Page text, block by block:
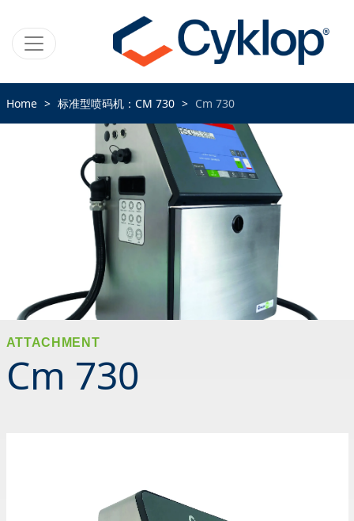
Home 标准型喷码机：CM 730 Cm 730
ATTACHMENT
Cm 730